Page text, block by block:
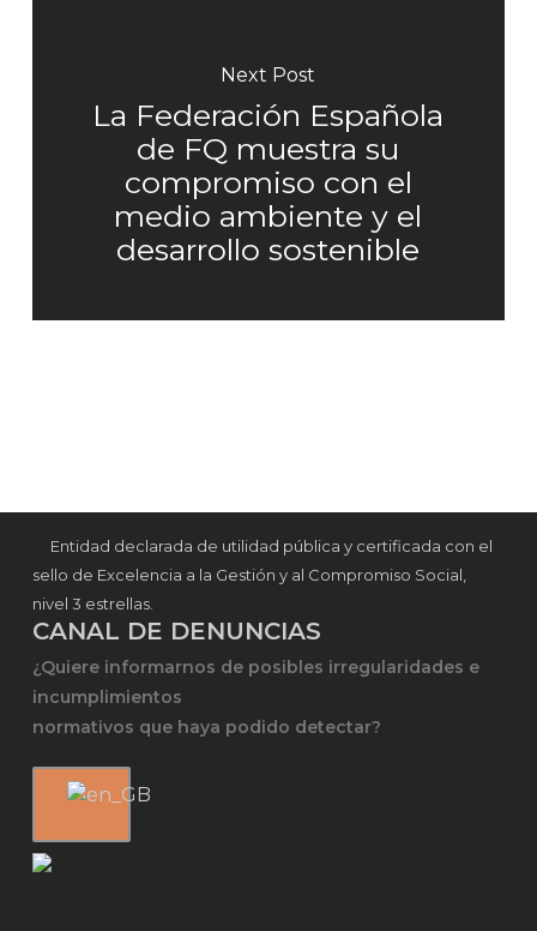
Next Post
La Federación Española
de FQ muestra su
compromiso con el
medio ambiente y el
desarrollo sostenible
Entidad declarada de utilidad pública y certificada con el
sello de Excelencia a la Gestión y al Compromiso Social,
nivel 3 estrellas.
CANAL DE DENUNCIAS
¿Quiere informarnos de posibles irregularidades e
incumplimientos
normativos que haya podido detectar?